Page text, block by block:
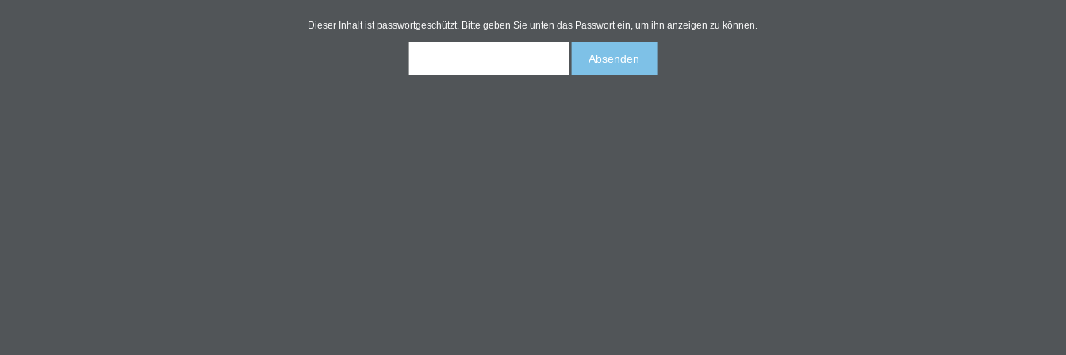
Dieser Inhalt ist passwortgeschützt. Bitte geben Sie unten das Passwort ein, um ihn anzeigen zu können.